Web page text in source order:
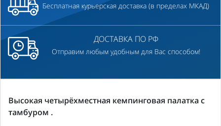
Бесплатная курьерская доставка (в пределах МКАД)
ДОСТАВКА ПО РФ
Отправим любым удобным для Вас способом!
Высокая четырёхместная кемпинговая палатка с
тамбуром .